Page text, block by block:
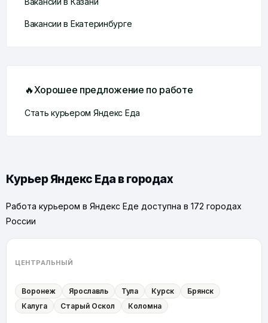
Вакансии в Екатеринбурге
🔥Хорошее предложение по работе
Стать курьером Яндекс Еда
Курьер Яндекс Еда в городах
Работа курьером в Яндекс Еде доступна в 172 городах
России
ЦЕНТРАЛЬНЫЙ
Воронеж Ярославль Тула Курск
Брянск
Калуга
Старый Оскол Коломна